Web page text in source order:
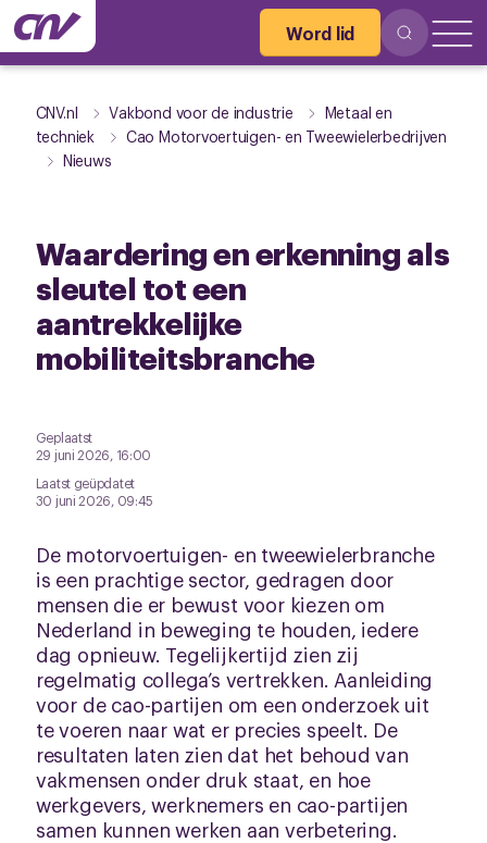
Word lid
CNV.nl Vakbond voor de industrie
Metaal en
techniek
Cao Motorvoertuigen- en Tweewielerbedrijven
Nieuws
Waardering en erkenning als
sleutel tot een
aantrekkelijke
mobiliteitsbranche
Geplaatst
29 juni 2026, 16:00
Laatst geüpdatet
30 juni 2026, 09:45
De motorvoertuigen- en tweewielerbranche
is een prachtige sector, gedragen door
mensen die er bewust voor kiezen om
Nederland in beweging te houden, iedere
dag opnieuw. Tegelijkertijd zien zij
regelmatig collega’s vertrekken. Aanleiding
voor de cao-partijen om een onderzoek uit
te voeren naar wat er precies speelt. De
resultaten laten zien dat het behoud van
vakmensen onder druk staat, en hoe
werkgevers, werknemers en cao-partijen
samen kunnen werken aan verbetering.